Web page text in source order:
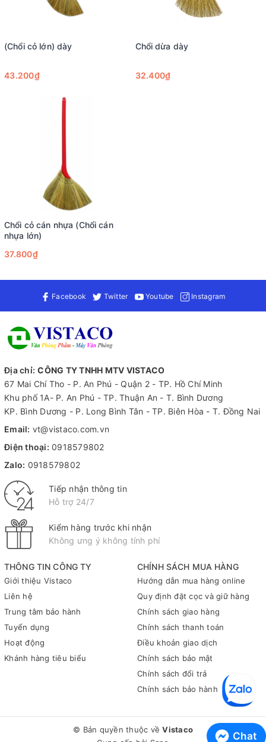
(Chổi cỏ lớn) dày
43.200₫
Chổi dừa dày
32.400₫
Chổi cỏ cán nhựa (Chổi cán
nhựa lớn)
37.800₫
Facebook Twitter Youtube Instagram
THÔNG TIN CÔNG TY
Giới thiệu Vistaco
Liên hệ
Trung tâm bảo hành
Tuyển dụng
Hoạt động
Khánh hàng tiêu biểu
CHÍNH SÁCH MUA HÀNG
Hướng dẫn mua hàng online
Quy định đặt cọc và giữ hàng
Chính sách giao hàng
Chính sách thanh toán
Điều khoản giao dịch
Chính sách bảo mật
Chính sách đổi trả
Chính sách bảo hành
Địa chỉ: CÔNG TY TNHH MTV VISTACO
67 Mai Chí Tho - P. An Phú - Quận 2 - TP. Hồ Chí Minh
Khu phố 1A- P. An Phú - TP. Thuận An - T. Bình Dương
KP. Bình Dương - P. Long Bình Tân - TP. Biên Hòa - T. Đồng Nai
Email: vt@vistaco.com.vn
Điện thoại: 0918579802
Zalo: 0918579802
Tiếp nhận thông tin
Hỗ trợ 24/7
Kiểm hàng trước khi nhận
Không ưng ý không tính phí
© Bản quyền thuộc vềVistaco
Chat